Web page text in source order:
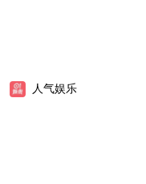
人气娱乐